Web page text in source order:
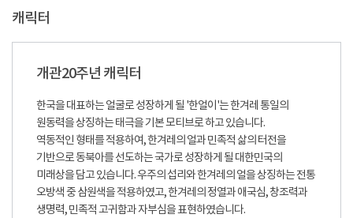
캐릭터
개관20주년 캐릭터
한국을 대표하는 얼굴로 성장하게 될 '한얼이'는 한겨레 통일의
원동력을 상징하는 태극을 기본 모티브로 하고 있습니다.
역동적인 형태를 적용하여, 한겨레의 얼과 민족적 삶의 터전을
기반으로 동북아를 선도하는 국가로 성장하게 될 대한민국의
미래상을 담고 있습니다. 우주의 섭리와 한겨레의 얼을 상징하는 전통
오방색 중 삼원색을 적용하였고, 한겨레의 정열과 애국심, 창조력과
생명력, 민족적 고귀함과 자부심을 표현하였습니다.